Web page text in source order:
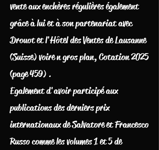
vente aux enchères régulières également
grâce à lui et à son partenariat avec
Drouot et l'Hôtel des Ventes de Lausanne
(Suisse) voire n gros plan, Cotation 2025
(page 459) .
Egalement d'avoir participé aux
publications des derniers prix
internationaux de Salvatore et Francesco
Russo comme les volumes 1 et 5 de